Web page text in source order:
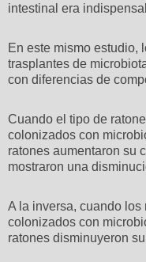
intestinal era
En este mismo estudio,
trasplantes de
con diferencias de
Cuando el tipo de
colonizados con
ratones aumentaron su
mostraron una
A la inversa, cuando los
colonizados con
ratones disminuyeron